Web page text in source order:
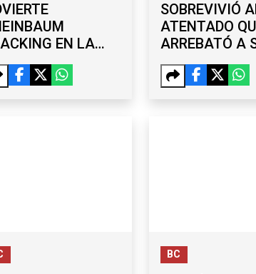
EN LA
TAMPICO-
SOBREVIVIÓ
ATENTADO
ARREBATÓ A
ESPOSO; ASÍ
REAPARECIÓ
BC